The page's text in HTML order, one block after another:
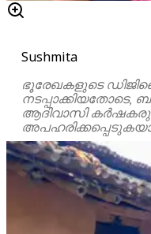
Sushmita
ഭൂരേഖകളുടെ
നടപ്പാക്കിയതോടെ,
ആദിവാസി